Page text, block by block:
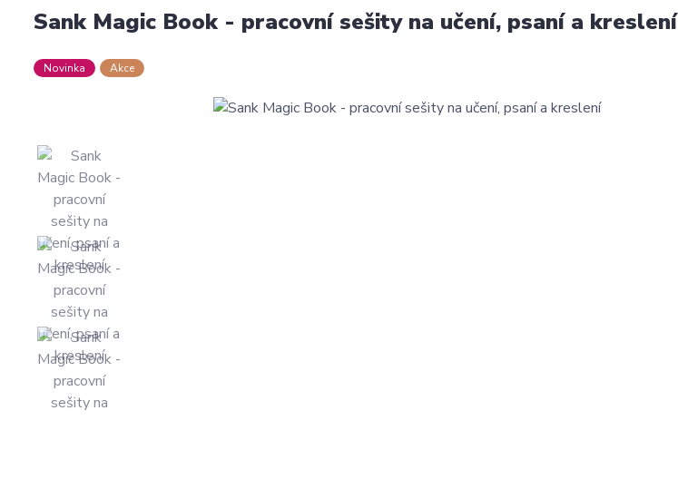
Sank Magic Book - pracovní sešity na učení, psaní a kreslení
Novinka Akce